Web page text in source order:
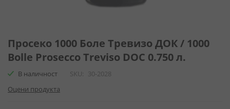
към
началото
на
галерия
снимки
Просеко 1000 Боле Тревизо ДОК / 1000
Bolle Prosecco Treviso DOC 0.750 л.
В наличност SKU
30-2028
Оцени продукта